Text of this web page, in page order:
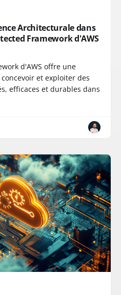
Architecturale dans
Framework d'AWS
d'AWS offre une
et exploiter des
efficaces et durables dans